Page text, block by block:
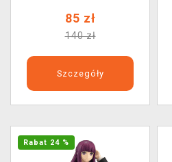
85 zł
140 zł
Szczegóły
Rabat 24 %